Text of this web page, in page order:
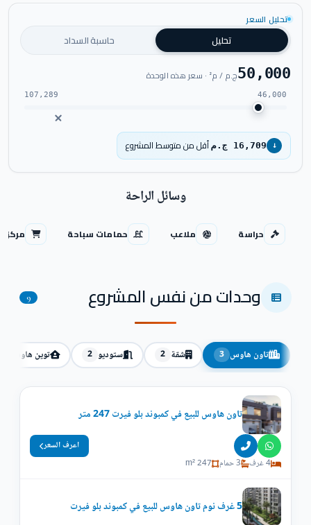
تحليل السعر
تحليل حاسبة السداد
50,000ج.م / م² · سعر هذه الوحدة
46,000
107,289
↓ 16,709 ج.م أقل من متوسط المشروع
وسائل الراحة
حراسة ملاعب حمامات سباحة مركز
وحدات من نفس المشروع 9
تاون هاوس 3 شقة 2 ستوديو 2 توين هاوس
تاون هاوس للبيع في كمبوند بلو فيرت 247 متر
4 غرف 3 حمام 247 m²
اعرف السعر
5 غرف نوم تاون هاوس للبيع في كمبوند بلو فيرت